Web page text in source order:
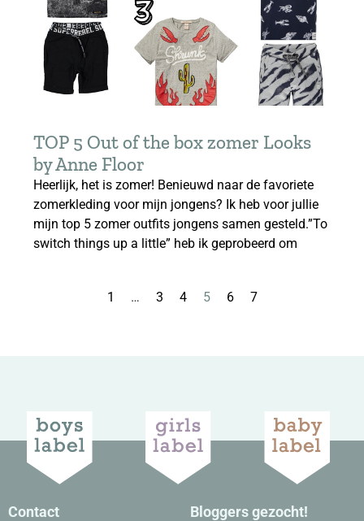
TOP 5 Out of the box zomer Looks
by Anne Floor
Heerlijk, het is zomer! Benieuwd naar de favoriete
zomerkleding voor mijn jongens? Ik heb voor jullie
mijn top 5 zomer outfits jongens samen gesteld.”To
switch things up a little” heb ik geprobeerd om
1 … 3 4 5 6 7
Contact
Bloggers gezocht!